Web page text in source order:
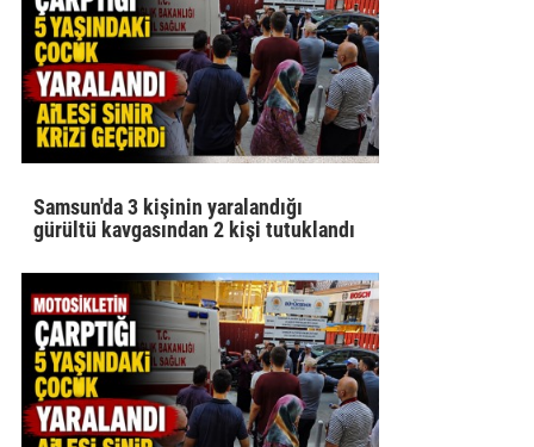
Samsun'da 3 kişinin yaralandığı
gürültü kavgasından 2 kişi tutuklandı